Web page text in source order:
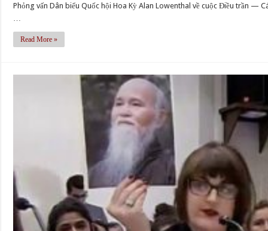
Phỏng vấn Dân biểu Quốc hội Hoa Kỳ Alan Lowenthal về cuộc Điều trần —
Read More »